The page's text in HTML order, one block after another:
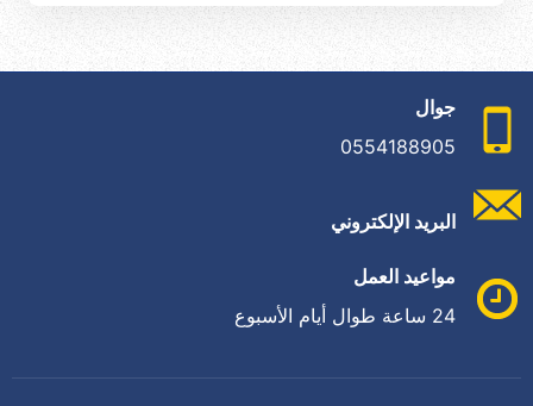
جوال
0554188905
البريد الإلكتروني
مواعيد العمل
24 ساعة طوال أيام الأسبوع